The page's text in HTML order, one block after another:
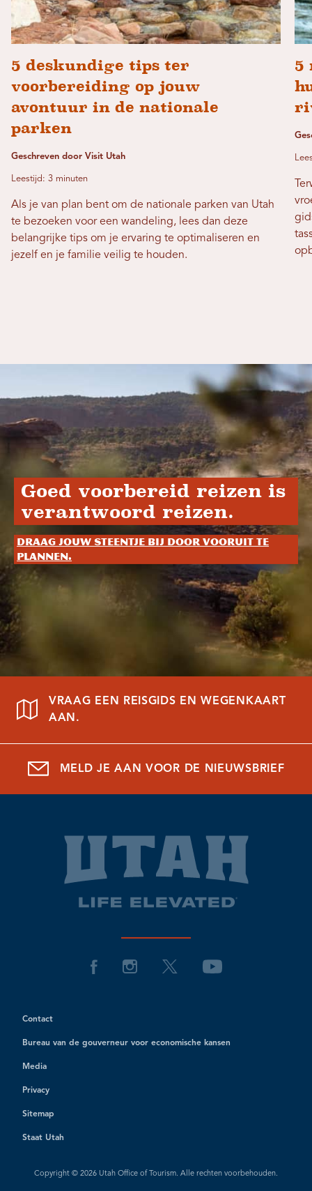
5 deskundige tips ter
voorbereiding op jouw
avontuur in de nationale
parken
Geschreven door Visit Utah
Leestijd: 3 minuten
Als je van plan bent om de nationale parken van Utah
te bezoeken voor een wandeling, lees dan deze
belangrijke tips om je ervaring te optimaliseren en
jezelf en je familie veilig te houden.
5
Goed voorbereid reizen is
verantwoord reizen.
Draag jouw steentje bij door vooruit te
plannen.
VRAAG EEN REISGIDS EN WEGENKAART
AAN.
MELD JE AAN VOOR DE NIEUWSBRIEF
Contact
Bureau van de gouverneur voor economische kansen
Media
Privacy
Sitemap
Staat Utah
Copyright © 2026 Utah Office of Tourism. Alle rechten voorbehouden.